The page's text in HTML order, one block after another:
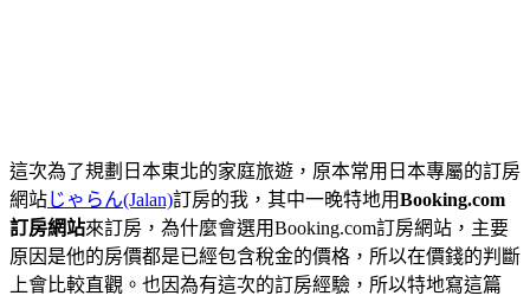
這次為了規劃日本東北的家庭旅遊，原本常用日本專屬的訂房
網站じゃらん(Jalan)訂房的我，其中一晚特地用Booking.com
訂房網站來訂房，為什麼會選用Booking.com訂房網站，主要
原因是他的房價都是已經包含稅金的價格，所以在價錢的判斷
上會比較直觀。也因為有這次的訂房經驗，所以特地寫這篇